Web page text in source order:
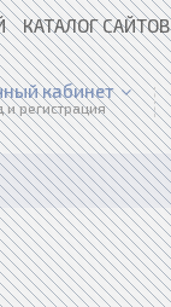
КАТАЛОГ САЙТОВ
кабинет
и регистрация